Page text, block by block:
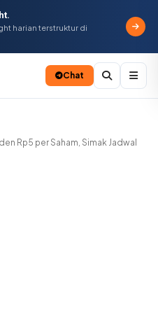
harian terstruktur di
Chat
Rp5 per Saham, Simak Jadwal